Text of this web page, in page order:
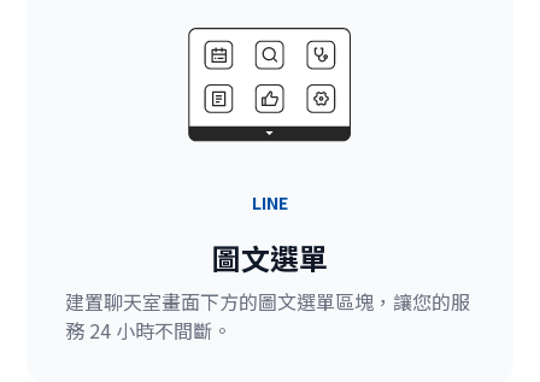
LINE
圖文選單
建置聊天室畫面下方的圖文選單區塊，讓您的服
務 24 小時不間斷。